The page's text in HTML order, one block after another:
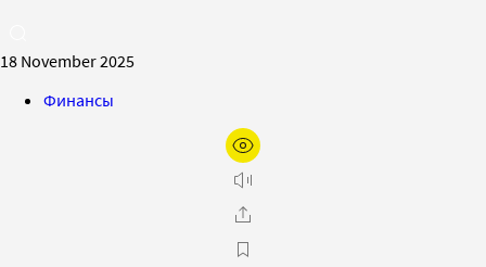
18 November 2025
Финансы